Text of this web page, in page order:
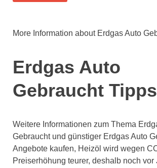
More Information about Erdgas Auto
Erdgas Auto
Gebraucht Tipps
Weitere Informationen zum Thema
Gebraucht und günstiger Erdgas Auto
Angebote kaufen, Heizöl wird wegen
Preiserhöhung teurer, deshalb noch vor